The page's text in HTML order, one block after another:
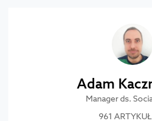
Adam
Manager ds.
961